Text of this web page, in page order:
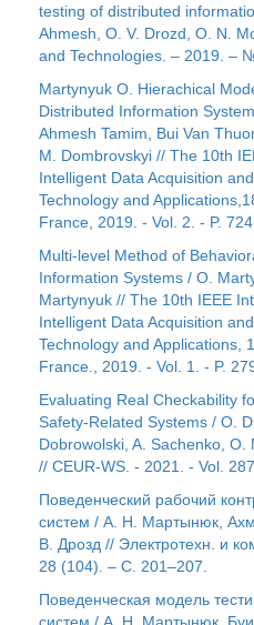
testing of distributed
Ahmesh, O. V. Drozd, O. N.
and Technologies. – 2019. –
Martynyuk O. Hierachical
Distributed Information
Ahmesh Tamim, Bui Van
M. Dombrovskyi // The 10th
Intelligent Data Acquisition
Technology and
France, 2019. - Vol. 2. - P.
Multi-level Method of
Information Systems / O.
Martynyuk // The 10th IEEE
Intelligent Data Acquisition
Technology and Applications,
France., 2019. - Vol. 1. - P.
Evaluating Real Checkability
Safety-Related Systems / O.
Dobrowolski, A. Sachenko,
// CEUR-WS. - 2021. - Vol.
Поведенческий рабочий
систем / А. Н. Мартынюк,
В. Дрозд // Электротехн. и
28 (104). – С. 201–207.
Поведенческая модель